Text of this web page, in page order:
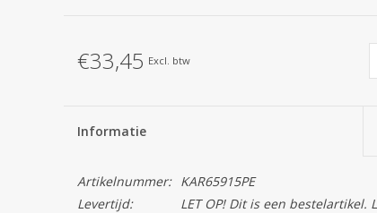
€33,45 Excl. btw
Informatie
Artikelnummer:
KAR65915PE
Levertijd:
LET OP! Dit is een bestelartikel.